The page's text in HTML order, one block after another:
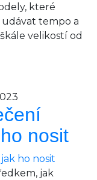
které
tempo a
velikostí od
nosit
jak